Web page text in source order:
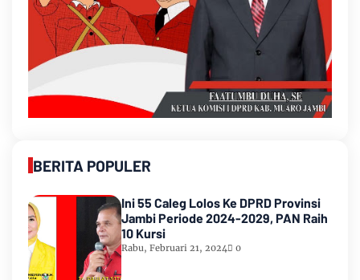
BERITA POPULER
Ini 55 Caleg Lolos Ke DPRD Provinsi
Jambi Periode 2024-2029, PAN Raih
10 Kursi
Rabu, Februari 21, 2024 0